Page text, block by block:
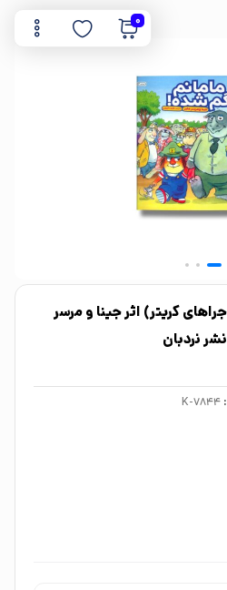
0
کریتر) اثر جینا و مرسر
نردبان
K-7844